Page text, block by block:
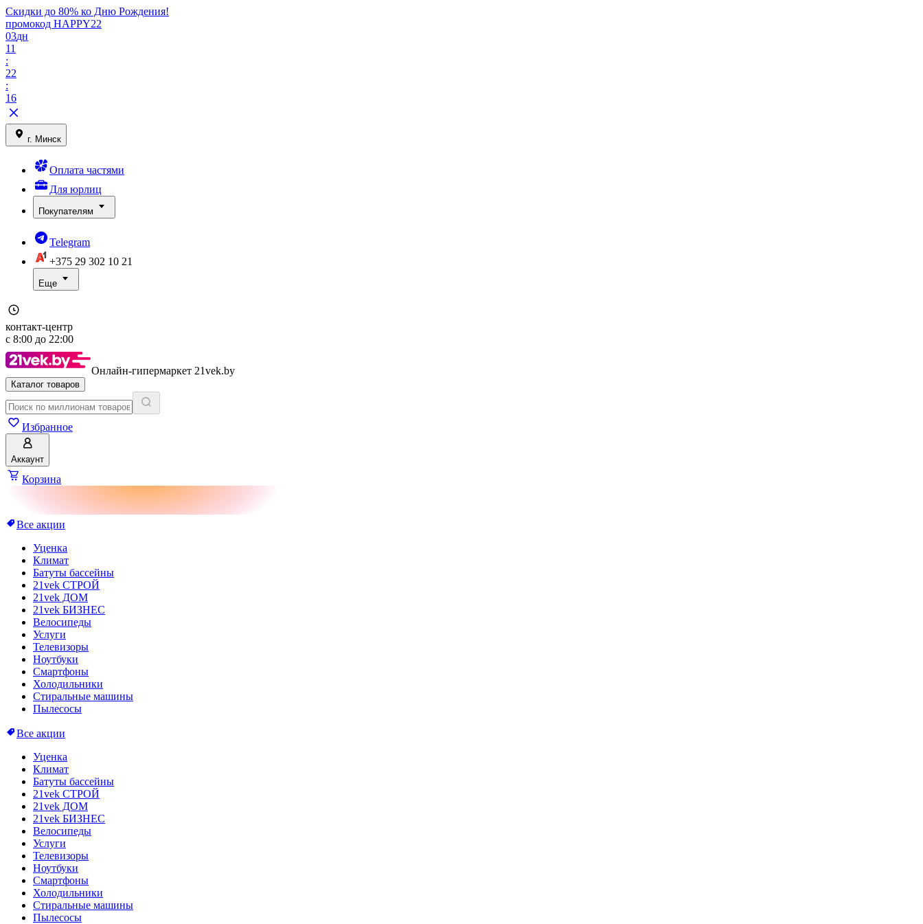
Скидки до 80% ко Дню Рождения!
промокод HAPPY22
03дн
11
:
22
:
16
г. Минск
Оплата частями
Для юрлиц
Покупателям
Telegram
+375 29 302 10 21
Еще
контакт-центр
с 8:00 до 22:00
Онлайн-гипермаркет 21vek.by
Каталог товаров
Избранное
Аккаунт
Корзина
Все акции
Уценка
Климат
Батуты бассейны
21vek СТРОЙ
21vek ДОМ
21vek БИЗНЕС
Велосипеды
Услуги
Телевизоры
Ноутбуки
Смартфоны
Холодильники
Стиральные машины
Пылесосы
Все акции
Уценка
Климат
Батуты бассейны
21vek СТРОЙ
21vek ДОМ
21vek БИЗНЕС
Велосипеды
Услуги
Телевизоры
Ноутбуки
Смартфоны
Холодильники
Стиральные машины
Пылесосы